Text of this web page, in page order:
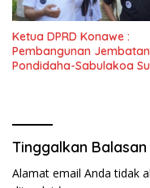
Ketua DPRD Konawe :
Pembangunan Jembatan
Pondidaha-Sabulakoa
Tinggalkan Balasan
Alamat email Anda tidak